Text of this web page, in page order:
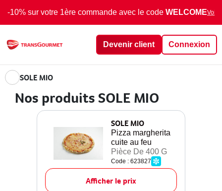
-10% sur votre 1ère commande avec le code WELCOMEVoir
Devenir client Connexion
SOLE MIO
Nos produits SOLE MIO
SOLE MIO
Pizza margherita
cuite au feu
Pièce De 400 G
Code : 623827
Afficher le prix